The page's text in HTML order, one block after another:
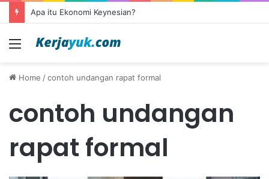
Apa itu Ekonomi Keynesian?
Menu
Home /contoh undangan rapat formal
contoh undangan
rapat formal